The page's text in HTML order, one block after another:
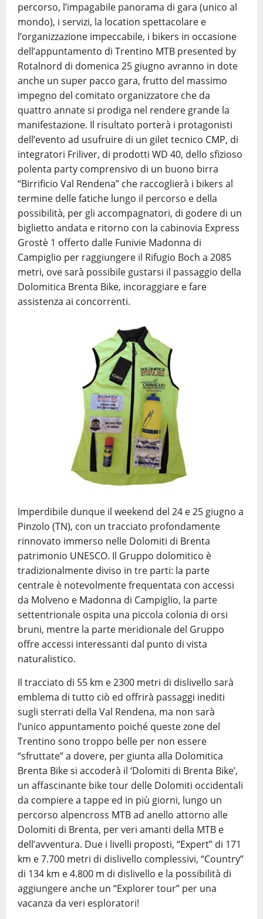
percorso, l’impagabile panorama di gara (unico al
mondo), i servizi, la location spettacolare e
l’organizzazione impeccabile, i bikers in occasione
dell’appuntamento di Trentino MTB presented by
Rotalnord di domenica 25 giugno avranno in dote
anche un super pacco gara, frutto del massimo
impegno del comitato organizzatore che da
quattro annate si prodiga nel rendere grande la
manifestazione. Il risultato porterà i protagonisti
dell’evento ad usufruire di un gilet tecnico CMP, di
integratori Friliver, di prodotti WD 40, dello sfizioso
polenta party comprensivo di un buono birra
“Birrificio Val Rendena” che raccoglierà i bikers al
termine delle fatiche lungo il percorso e della
possibilità, per gli accompagnatori, di godere di un
biglietto andata e ritorno con la cabinovia Express
Grostè 1 offerto dalle Funivie Madonna di
Campiglio per raggiungere il Rifugio Boch a 2085
metri, ove sarà possibile gustarsi il passaggio della
Dolomitica Brenta Bike, incoraggiare e fare
assistenza ai concorrenti.
Imperdibile dunque il weekend del 24 e 25 giugno a
Pinzolo (TN), con un tracciato profondamente
rinnovato immerso nelle Dolomiti di Brenta
patrimonio UNESCO. Il Gruppo dolomitico è
tradizionalmente diviso in tre parti: la parte
centrale è notevolmente frequentata con accessi
da Molveno e Madonna di Campiglio, la parte
settentrionale ospita una piccola colonia di orsi
bruni, mentre la parte meridionale del Gruppo
offre accessi interessanti dal punto di vista
naturalistico.
Il tracciato di 55 km e 2300 metri di dislivello sarà
emblema di tutto ciò ed offrirà passaggi inediti
sugli sterrati della Val Rendena, ma non sarà
l’unico appuntamento poiché queste zone del
Trentino sono troppo belle per non essere
“sfruttate” a dovere, per giunta alla Dolomitica
Brenta Bike si accoderà il ‘Dolomiti di Brenta Bike’,
un affascinante bike tour delle Dolomiti occidentali
da compiere a tappe ed in più giorni, lungo un
percorso alpencross MTB ad anello attorno alle
Dolomiti di Brenta, per veri amanti della MTB e
dell’avventura. Due i livelli proposti, “Expert” di 171
km e 7.700 metri di dislivello complessivi, “Country”
di 134 km e 4.800 m di dislivello e la possibilità di
aggiungere anche un “Explorer tour” per una
vacanza da veri esploratori!